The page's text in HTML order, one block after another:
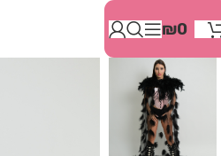
זֶה
"המרכז
הישראלי
לְהַנְגָּשָׁת
אָתָרִים".
₪0